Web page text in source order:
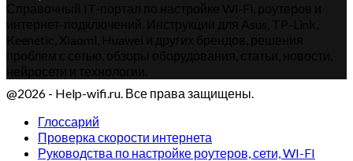
@2026 - Help-wifi.ru. Все права защищены.
Глоссарий
Проверка скорости интернета
Руководства по настройке роутеров, сети, WI-FI